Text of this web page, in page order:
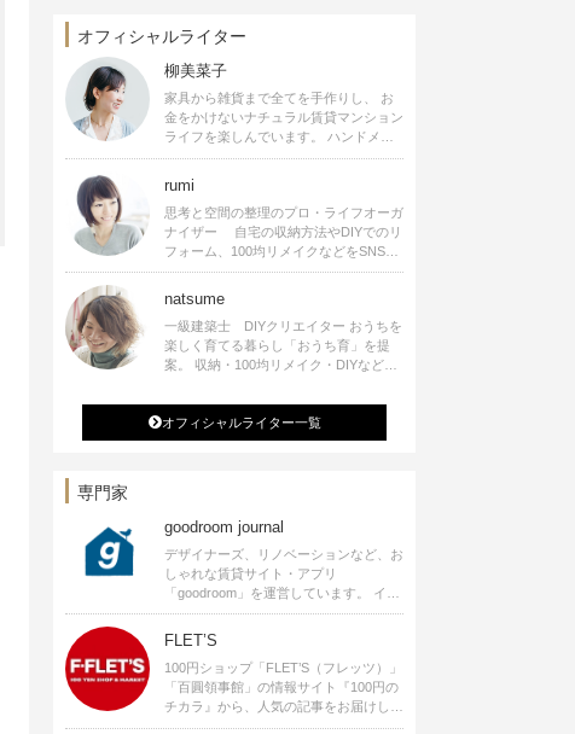
オフィシャルライター
柳美菜子
家具から雑貨まで全てを手作りし、 お
金をかけないナチュラル賃貸マンション
ライフを楽しんでいます。 ハンドメイ
ド雑貨やインテリアに関する著書も出
ます。
rumi
思考と空間の整理のプロ・ライフオーガ
ナイザー 自宅の収納方法やDIYでのリ
フォーム、100均リメイクなどをSNSで
公開中。 収納やリメイク、インテリア
シピ提供、店舗プロデュース 2016年９
月に宝島社より【Rumiのおうち時間を
楽しむインテリア】を出版しました。
natsume
一級建築士 DIYクリエイター おうちを
楽しく育てる暮らし「おうち育」を提
案。 収納・100均リメイク・DIYなどお
発信中。 著書 なつめさんちの新しい
のになつかしいアンティークな部屋つく
り 雑誌掲載・TV出演・コラム執筆・
オフィシャルライター一覧
専門家
goodroom journal
デザイナーズ、リノベーションなど、お
しゃれな賃貸サイト・アプリ
「goodroom」を運営しています。 イン
テリアや、ひとり暮らし、ふたり暮らし
のアイディアなど、賃貸でも自分らしい
暮らしを楽しむためのヒントをお届けし
ます。
FLET’S
100円ショップ「FLET’S（フレッツ）」
「百圓領事館」の情報サイト『100円の
チカラ』から、人気の記事をお届けしま
す。